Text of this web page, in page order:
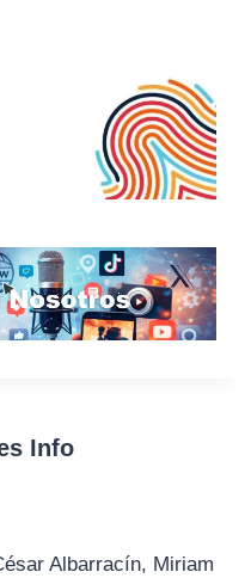
Info
Albarracín, Miriam